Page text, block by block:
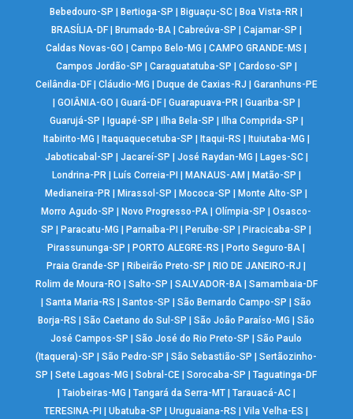
Bebedouro-SP |Bertioga-SP |Biguaçu-SC |Boa Vista-RR |
BRASÍLIA-DF| Brumado-BA| Cabreúva-SP | Cajamar-SP |
Caldas Novas-GO |Campo Belo-MG |CAMPO GRANDE-MS |
Campos Jordão-SP | Caraguatatuba-SP | Cardoso-SP |
Ceilândia-DF| Cláudio-MG | Duque de Caxias-RJ | Garanhuns-PE
| GOIÂNIA-GO | Guará-DF| Guarapuava-PR | Guariba-SP |
Guarujá-SP | Iguapé-SP | Ilha Bela-SP | Ilha Comprida-SP |
Itabirito-MG | Itaquaquecetuba-SP | Itaqui-RS | Ituiutaba-MG |
Jaboticabal-SP | Jacareí-SP | José Raydan-MG | Lages-SC|
Londrina-PR | Luís Correia-PI | MANAUS-AM | Matão-SP |
Medianeira-PR |Mirassol-SP |Mococa-SP |Monte Alto-SP |
Morro Agudo-SP |Novo Progresso-PA |Olímpia-SP |Osasco-
SP |Paracatu-MG |Parnaíba-PI |Peruíbe-SP |Piracicaba-SP |
Pirassununga-SP |PORTO ALEGRE-RS |Porto Seguro-BA |
Praia Grande-SP |Ribeirão Preto-SP |RIO DE JANEIRO-RJ |
Rolim de Moura-RO | Salto-SP | SALVADOR-BA| Samambaia-DF
|Santa Maria-RS |Santos-SP |São Bernardo Campo-SP |São
Borja-RS |São Caetano do Sul-SP |São João Paraíso-MG |São
José Campos-SP |São José do Rio Preto-SP |São Paulo
(Itaquera)-SP |São Pedro-SP |São Sebastião-SP |Sertãozinho-
SP |Sete Lagoas-MG |Sobral-CE |Sorocaba-SP |Taguatinga-DF
| Taiobeiras-MG | Tangará da Serra-MT| Tarauacá-AC|
TERESINA-PI |Ubatuba-SP |Uruguaiana-RS |Vila Velha-ES |